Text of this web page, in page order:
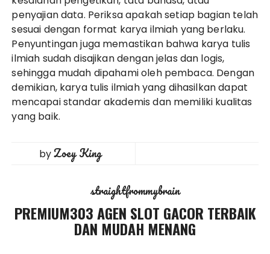
penyajian data. Periksa apakah setiap bagian telah
sesuai dengan format karya ilmiah yang berlaku.
Penyuntingan juga memastikan bahwa karya tulis
ilmiah sudah disajikan dengan jelas dan logis,
sehingga mudah dipahami oleh pembaca. Dengan
demikian, karya tulis ilmiah yang dihasilkan dapat
mencapai standar akademis dan memiliki kualitas
yang baik.
byZoey King
straightfrommybrain
PREMIUM303 AGEN SLOT GACOR TERBAIK
DAN MUDAH MENANG